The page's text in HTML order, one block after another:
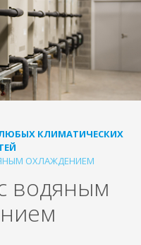
КЛИМАТИЧЕСКИХ
ОХЛАЖДЕНИЕМ
водяным